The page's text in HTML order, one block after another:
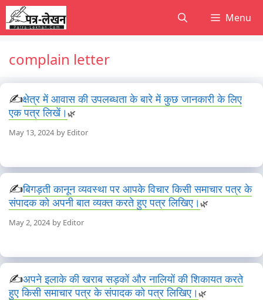
Skip
to
content
Menu
complain letter
क्षेत्र में आवास की उपलब्धता के बारे में कुछ जानकारी के लिए
एक पत्र लिखें।
May 13, 2024 by Editor
बिगड़ती कानून व्यवस्था पर आपके विचार किसी समाचार पत्र के
संपादक को अपनी बात व्यक्त करते हुए पत्र लिखिए।
May 2, 2024 by Editor
अपने इलाके की खराब सड़कों और नालियों की शिकायत करते
हुए किसी समाचार पत्र के संपादक को पत्र लिखिए।